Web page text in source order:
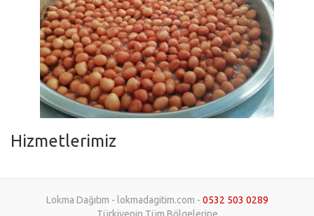
Hizmetlerimiz
Lokma Dağıtım - lokmadagitim.com - 0532 503 0289